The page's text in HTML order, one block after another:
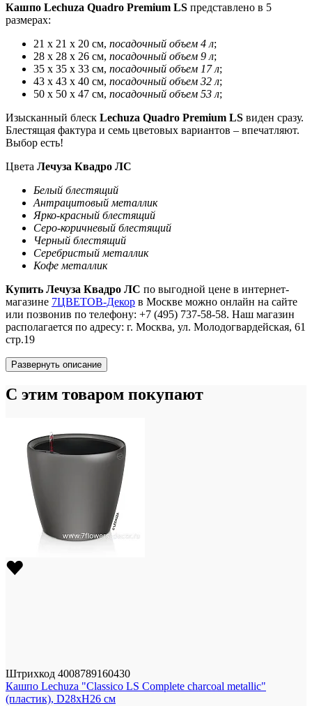
Кашпо Lechuza Quadro Premium LS представлено в 5
размерах:
21 х 21 х 20 см, посадочный объем 4 л;
28 х 28 х 26 см, посадочный объем 9 л;
35 х 35 х 33 см, посадочный объем 17 л;
43 х 43 х 40 см, посадочный объем 32 л;
50 х 50 х 47 см, посадочный объем 53 л;
Изысканный блеск Lechuza Quadro Premium LS виден сразу.
Блестящая фактура и семь цветовых вариантов – впечатляют.
Выбор есть!
Цвета Лечуза Квадро ЛС
Белый блестящий
Антрацитовый металлик
Ярко-красный блестящий
Серо-коричневый блестящий
Черный блестящий
Серебристый металлик
Кофе металлик
Купить Лечуза Квадро ЛС по выгодной цене в интернет-
магазине 7ЦВЕТОВ-Декор в Москве можно онлайн на сайте
или позвонив по телефону: +7 (495) 737-58-58. Наш магазин
располагается по адресу: г. Москва, ул. Молодогвардейская, 61
стр.19
Развернуть описание
С этим товаром покупают
Штрихкод 4008789160430
Кашпо Lechuza "Classico LS Complete charcoal metallic"
(пластик), D28xH26 см